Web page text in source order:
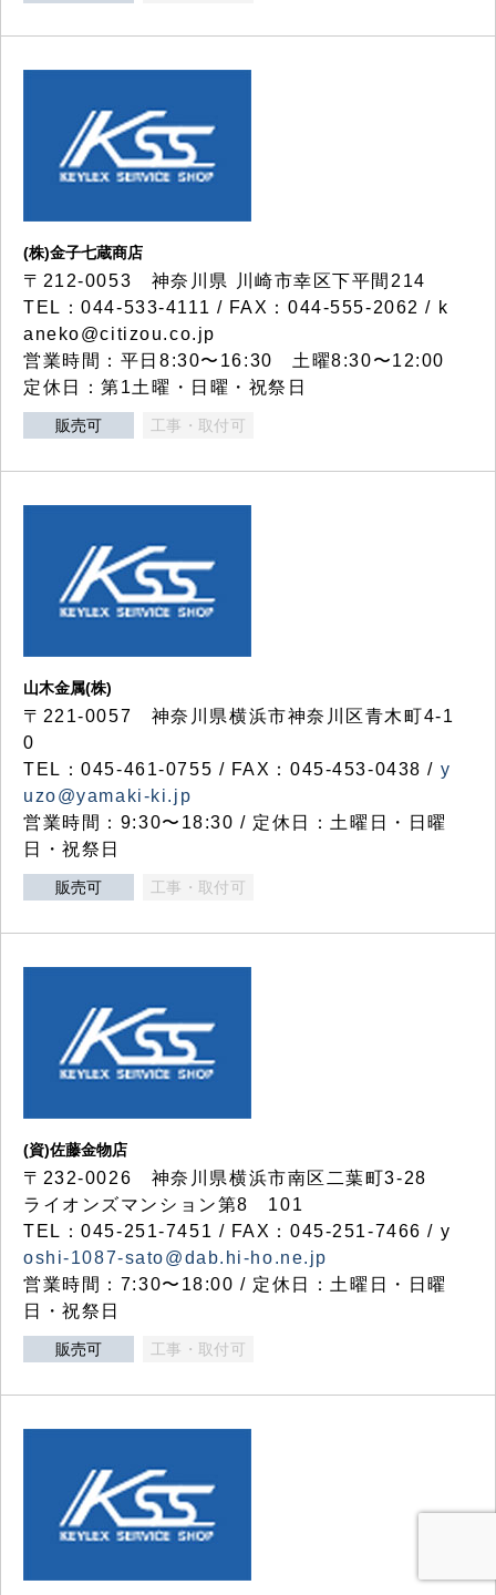
(株)金子七蔵商店
〒212-0053 神奈川県 川崎市幸区下平間214
TEL：044-533-4111 / FAX：044-555-2062 / k
aneko@citizou.co.jp
営業時間：平日8:30〜16:30 土曜8:30〜12:00
定休日：第1土曜・日曜・祝祭日
販売可 工事・取付可
山木金属(株)
〒221-0057 神奈川県横浜市神奈川区青木町4-1
0
TEL：045-461-0755 / FAX：045-453-0438 / y
uzo@yamaki-ki.jp
営業時間：9:30〜18:30 / 定休日：土曜日・日曜
日・祝祭日
販売可 工事・取付可
(資)佐藤金物店
〒232-0026 神奈川県横浜市南区二葉町3-28
ライオンズマンション第8 101
TEL：045-251-7451 / FAX：045-251-7466 / y
oshi-1087-sato@dab.hi-ho.ne.jp
営業時間：7:30〜18:00 / 定休日：土曜日・日曜
日・祝祭日
販売可 工事・取付可